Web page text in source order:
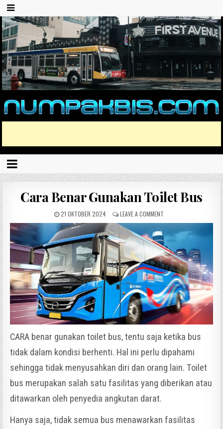
Cara Benar Gunakan Toilet Bus
21 OKTOBER 2024 LEAVE A COMMENT
CARA benar gunakan toilet bus, tentu saja ketika bus
tidak dalam kondisi berhenti. Hal ini perlu dipahami
sehingga tidak menyusahkan diri dan orang lain. Toilet
bus merupakan salah satu fasilitas yang diberikan atau
ditawarkan oleh penyedia angkutan darat.
Hanya saja, tidak semua bus menawarkan fasilitas